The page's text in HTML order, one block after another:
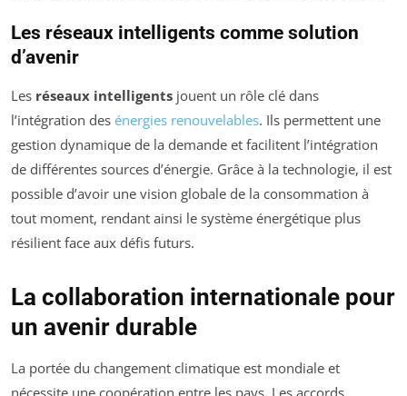
Les réseaux intelligents comme solution
d’avenir
Les réseaux intelligents jouent un rôle clé dans
l’intégration des énergies renouvelables. Ils permettent une
gestion dynamique de la demande et facilitent l’intégration
de différentes sources d’énergie. Grâce à la technologie, il est
possible d’avoir une vision globale de la consommation à
tout moment, rendant ainsi le système énergétique plus
résilient face aux défis futurs.
La collaboration internationale pour
un avenir durable
La portée du changement climatique est mondiale et
nécessite une coopération entre les pays. Les accords